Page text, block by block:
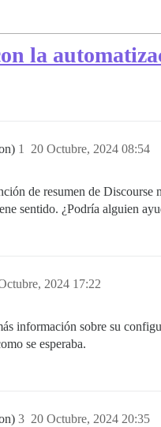
la
20 Octubre, 2024 08:54
1
de resumen de Discourse
sentido. ¿Podría alguien
2024 17:22
información sobre su
se esperaba.
20 Octubre, 2024 20:35
3